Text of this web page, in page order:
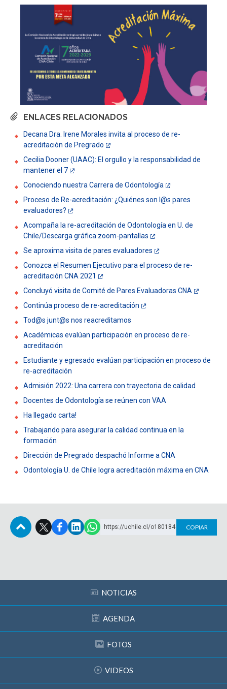
ENLACES RELACIONADOS
Decana Dra. Irene Morales invita al proceso de re-
acreditación de Pregrado
Cecilia Dooner (UAAC): El orgullo y la responsabilidad de
mantener el 7
Conociendo nuestra Carrera de Odontología
Proceso de Re-acreditación: ¿Quiénes son l@s pares
evaluadores?
Acompaña la re-acreditación de Odontología en U. de
Chile/Descarga gráfica zoom-pantallas
Se aproxima visita de pares evaluadores
Conozca el Resumen Ejecutivo para el proceso de re-
acreditación CNA 2021
Concluyó visita de Comité de Pares Evaluadoras CNA
Continúa proceso de re-acreditación
Tod@s junt@s nos reacreditamos
Académicas evalúan participación en proceso de re-
acreditación
Estudiante y egresado evalúan participación en proceso de
re-acreditación
Admisión 2022: Una carrera con trayectoria de calidad
Docentes de Odontología se reúnen con VAA
Ha llegado carta!
Trabajando para asegurar la calidad continua en la
formación
Dirección de Pregrado despachó Informe a CNA
Odontología U. de Chile logra acreditación máxima en CNA
https://uchile.cl/o180184 COPIAR
NOTICIAS
AGENDA
FOTOS
VIDEOS